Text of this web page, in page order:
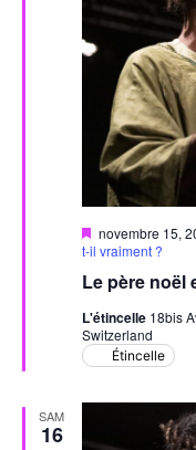
Le père noël
Mis
en
novembre 15,
t-il vraiment ?
L'étincelle 18bis
Switzerland
Étincelle
SAM
16